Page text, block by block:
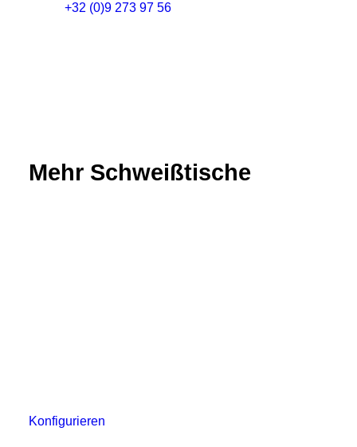
+32 (0)9 273 97 56
Mehr Schweißtische
Konfigurieren